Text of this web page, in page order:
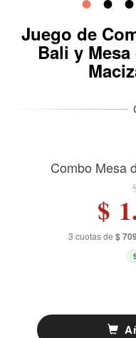
Juego de
Bali y Mesa
Combo Mesa
$
3 cuotas de $